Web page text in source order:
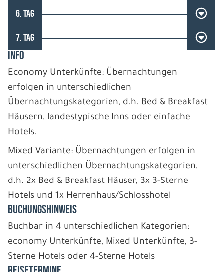
6. TAG
7. TAG
INFO
Economy Unterkünfte: Übernachtungen
erfolgen in unterschiedlichen
Übernachtungskategorien, d.h. Bed & Breakfast
Häusern, landestypische Inns oder einfache
Hotels.
Mixed Variante: Übernachtungen erfolgen in
unterschiedlichen Übernachtungskategorien,
d.h. 2x Bed & Breakfast Häuser, 3x 3-Sterne
Hotels und 1x Herrenhaus/Schlosshotel
BUCHUNGSHINWEIS
Buchbar in 4 unterschiedlichen Kategorien:
economy Unterkünfte, Mixed Unterkünfte, 3-
Sterne Hotels oder 4-Sterne Hotels